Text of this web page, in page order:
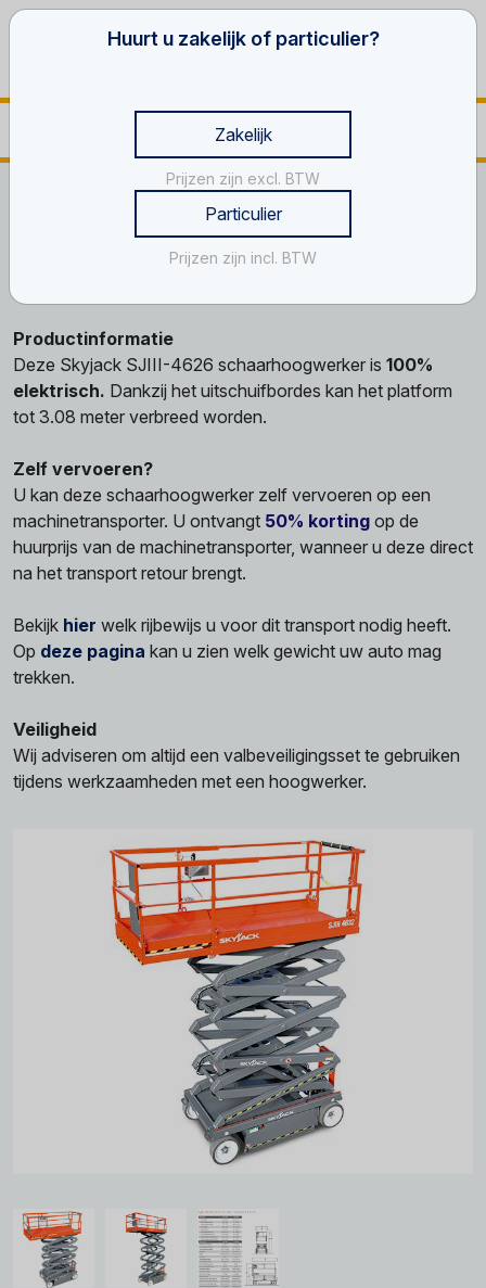
Werken op hoogte
Schaar hoogwerkers
Productinformatie
Deze Skyjack SJIII-4626 schaarhoogwerker is 100%
elektrisch. Dankzij het uitschuifbordes kan het platform
tot 3.08 meter verbreed worden.
Zelf vervoeren?
U kan deze schaarhoogwerker zelf vervoeren op een
machinetransporter. U ontvangt 50% korting op de
huurprijs van de machinetransporter, wanneer u deze direct
na het transport retour brengt.
Bekijk hier welk rijbewijs u voor dit transport nodig heeft.
Op deze pagina kan u zien welk gewicht uw auto mag
trekken.
Veiligheid
Wij adviseren om altijd een valbeveiligingsset te gebruiken
tijdens werkzaamheden met een hoogwerker.
Huurt u zakelijk of particulier?
Zakelijk
Prijzen zijn excl. BTW
Particulier
Prijzen zijn incl. BTW